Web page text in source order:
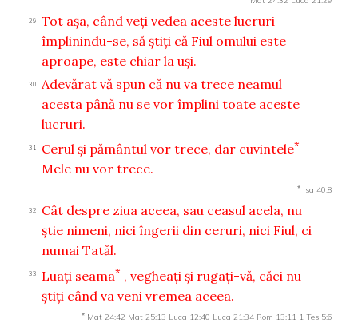
29
Tot aşa, când veţi vedea aceste lucruri
împlinindu-se, să ştiţi că Fiul omului este
aproape, este chiar la uşi.
30
Adevărat vă spun că nu va trece neamul
acesta până nu se vor împlini toate aceste
lucruri.
31 Cerul şi pământul vor trece, dar cuvintele*
Mele nu vor trece.
* Isa 40:8
32
Cât despre ziua aceea, sau ceasul acela, nu
ştie nimeni, nici îngerii din ceruri, nici Fiul, ci
numai Tatăl.
33 Luaţi seama* , vegheaţi şi rugaţi-vă, căci nu
ştiţi când va veni vremea aceea.
* Mat 24:42 Mat 25:13 Luca 12:40 Luca 21:34 Rom 13:11 1 Tes 5:6